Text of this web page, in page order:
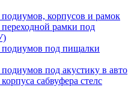
корпусов и рамок
рамки под
подиумов под пищалки
под акустику в авто
сабвуфера стелс